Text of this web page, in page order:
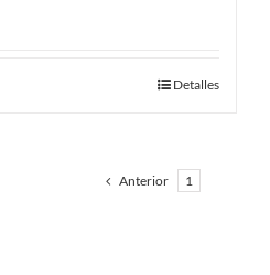
Detalles
Anterior 1